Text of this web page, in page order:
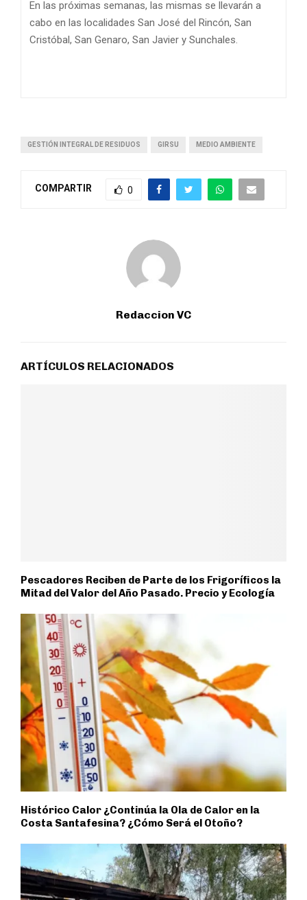
En las próximas semanas, las mismas se llevarán a
cabo en las localidades San José del Rincón, San
Cristóbal, San Genaro, San Javier y Sunchales.
GESTIÓN INTEGRAL DE RESIDUOS GIRSU MEDIO AMBIENTE
COMPARTIR 0
Redaccion VC
ARTÍCULOS RELACIONADOS
Pescadores Reciben de Parte de los Frigoríficos la
Mitad del Valor del Año Pasado. Precio y Ecología
Histórico Calor ¿Continúa la Ola de Calor en la
Costa Santafesina? ¿Cómo Será el Otoño?